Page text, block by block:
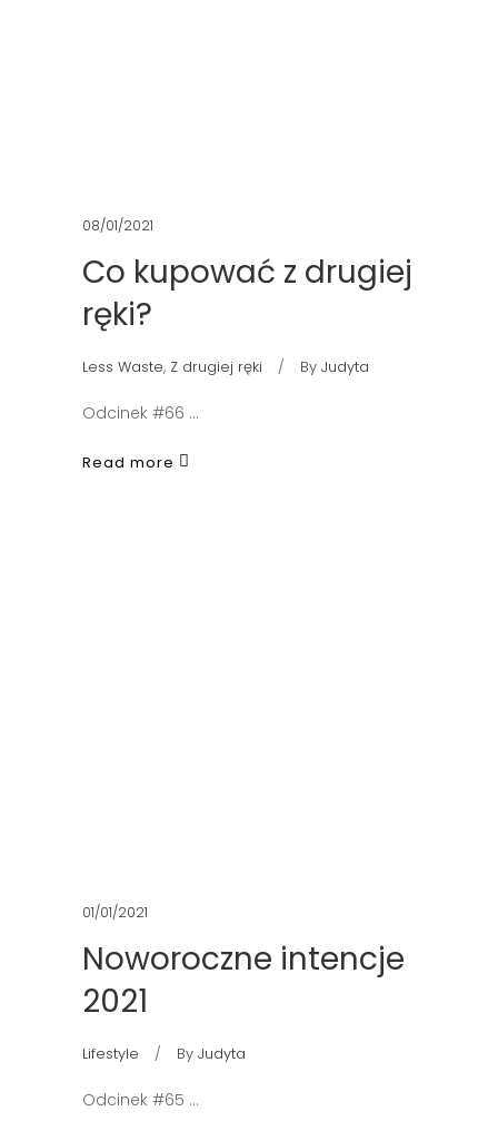
08/01/2021
Co kupować z drugiej
ręki?
Less Waste, Z drugiej ręki By Judyta
Odcinek #66
Read more
01/01/2021
Noworoczne intencje
2021
Lifestyle By Judyta
Odcinek #65